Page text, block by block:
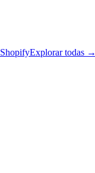
ShopifyExplorar todas →